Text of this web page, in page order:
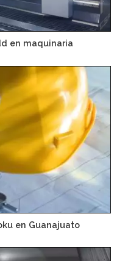
en maquinaria
en Guanajuato